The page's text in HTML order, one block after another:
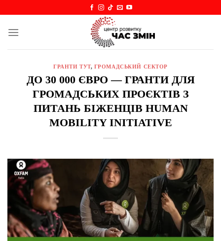
content
ГРАНТИ ТУТ, ГРОМАДСЬКИЙ СЕКТОР
ДО 30 000 ЄВРО — ГРАНТИ ДЛЯ
ГРОМАДСЬКИХ ПРОЄКТІВ З
ПИТАНЬ БІЖЕНЦІВ HUMAN
MOBILITY INITIATIVE